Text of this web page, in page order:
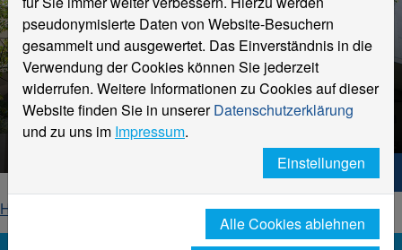
Fachbereich Design
120 Jahre Designausbildung in
Krefeld
Hochschule Niederrhein. Dein Weg.
Home
Fachbereich Design
pseudonymisierte Daten von Website-Besuchern
gesammelt und ausgewertet. Das Einverständnis in die
Verwendung der Cookies können Sie jederzeit
widerrufen. Weitere Informationen zu Cookies auf dieser
Website finden Sie in unsererDatenschutzerklärung
und zu uns im Impressum.
Einstellungen
Alle Cookies ablehnen